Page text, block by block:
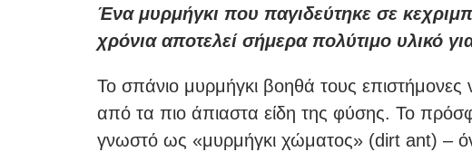
Ένα μυρμήγκι που παγιδεύτηκε σε
χρόνια αποτελεί σήμερα πολύτιμο υλικό
Το σπάνιο μυρμήγκι βοηθά τους
από τα πιο άπιαστα είδη της φύσης. Το
γνωστό ως «μυρμήγκι χώματος» (dirt ant) –